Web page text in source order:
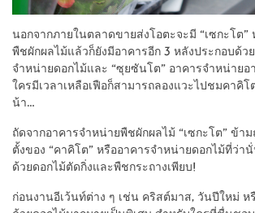
นอกจากภายในตลาดขายส่งโอตะจะมี “เซกะโต”
พืชผักผลไม้แล้วก็ยังมีอาคารอีก 3 หลังประกอบด้ว
จำหน่ายดอกไม้และ “ซุยซันโต” อาคารจำหน่ายอ
ใครมีเวลาเหลือเฟือก็สามารถลองแวะไปชมคาคิ
น้า…
ถัดจากอาคารจำหน่ายพืชผักผลไม้ “เซกะโต” ข้า
ตั้งของ “คาคิโต” หรืออาคารจำหน่ายดอกไม้ที่ว่านั่
ด้วยดอกไม้ตัดกิ่งและพืชกระถางเพียบ!
ก่อนงานอีเว้นท์ต่าง ๆ เช่น คริสต์มาส, วันปีใหม่ ห